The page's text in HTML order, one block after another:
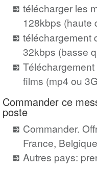
télécharger les
128kbps (haute
téléchargement
32kbps (basse
films (mp4 ou
Commander ce
poste
Commander.
France,
Autres pays: